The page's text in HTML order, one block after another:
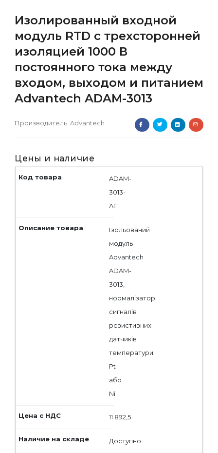
Изолированный входной
модуль RTD с трехсторонней
изоляцией 1000 В
постоянного тока между
входом, выходом и питанием
Advantech ADAM-3013
Производитель: Advantech
Цены и наличие
ADAM-
3013-
AE
Ізольований
модуль
Advantech
ADAM-
3013,
нормалізатор
сигналів
резистивних
датчиків
температури
Pt
або
Ni.
11 892,5
Доступно